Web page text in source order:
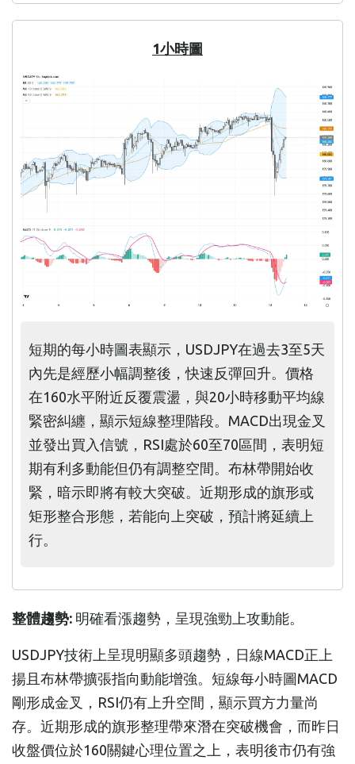
1小時圖
短期的每小時圖表顯示，USDJPY在過去3至5天
內先是經歷小幅調整後，快速反彈回升。價格
在160水平附近反覆震盪，與20小時移動平均線
緊密糾纏，顯示短線整理階段。MACD出現金叉
並發出買入信號，RSI處於60至70區間，表明短
期有利多動能但仍有調整空間。布林帶開始收
緊，暗示即將有較大突破。近期形成的旗形或
矩形整合形態，若能向上突破，預計將延續上
行。
整體趨勢: 明確看漲趨勢，呈現強勁上攻動能。
USDJPY技術上呈現明顯多頭趨勢，日線MACD正上
揚且布林帶擴張指向動能增強。短線每小時圖MACD
剛形成金叉，RSI仍有上升空間，顯示買方力量尚
存。近期形成的旗形整理帶來潛在突破機會，而昨日
收盤價位於160關鍵心理位置之上，表明後市仍有強